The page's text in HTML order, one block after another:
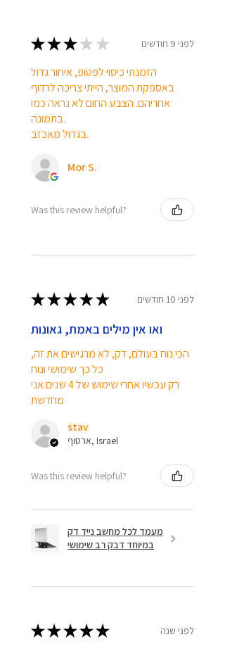
★★★ ★ ★ לפני 9 חודשים
הזמנתי כיסוי לפטופ, איחור גדול
באספקת המוצר, הייתי צריכה לרדוף
אחריהם. הצבע החום לא נראה כמו
בתמונה.
בגדול מאכזב.
Mor S.
Was this review helpful?
★★★★★ לפני 10 חודשים
ואו אין מילים באמת, גאונות
הכי נוח בעולם, דק, לא מרגישים את זה,
כל כך שימושי ונוח
רק עכשיו אחרי שימוש של 4 שנים אני
מחדשת
stav
ארסוף, Israel
Was this review helpful?
מעמד לכל מחשב נייד דק
במיוחד דבק רב שימושי
★★★★★ לפני שנה